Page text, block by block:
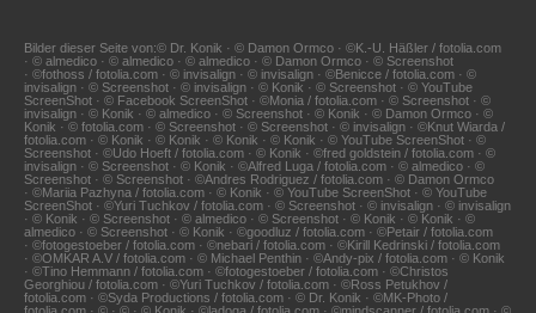
Bilder dieser Seite von:© Dr. Konik · © Damon Ormco · ©K.-U. Häßler / fotolia.com
· © almedico · © almedico · © almedico · © Damon Ormco · © Screenshot
· ©fothoss / fotolia.com · © invisalign · © invisalign · ©Benicce / fotolia.com · ©
invisalign · © Screenshot · © invisalign · © Konik · © Screenshot · © YouTube
ScreenShot · © Facebook ScreenShot · ©Monia / fotolia.com · © Screenshot · ©
invisalign · © Konik · © almedico · © Screenshot · © Konik · © Damon Ormco · ©
Konik · © fotolia.com · © Screenshot · © Screenshot · © invisalign · ©Knut Wiarda /
fotolia.com · © Konik · © Konik · © Konik · © Konik · © YouTube ScreenShot · ©
Screenshot · ©Udo Hoeft / fotolia.com · © Konik · ©fred goldstein / fotolia.com · ©
invisalign · © Screenshot · © Konik · ©Alfred Luga / fotolia.com · © almedico · ©
Screenshot · © Screenshot · ©Andres Rodriguez / fotolia.com · © Damon Ormco
· ©Mariia Pazhyna / fotolia.com · © Konik · © YouTube ScreenShot · © YouTube
ScreenShot · ©Yuri Tuchkov / fotolia.com · © Screenshot · © invisalign · © invisalign
· © Konik · © Screenshot · © almedico · © Screenshot · © Konik · © Konik · ©
almedico · © Screenshot · © Konik · ©goodluz / fotolia.com · ©Petair / fotolia.com
· ©fotogestoeber / fotolia.com · ©nebari / fotolia.com · ©Kirill Kedrinski / fotolia.com
· ©OMKAR A.V / fotolia.com · © Michael Penthin · ©Andy-pix / fotolia.com · © Konik
· ©Tino Hemmann / fotolia.com · ©fotogestoeber / fotolia.com · ©Christos
Georghiou / fotolia.com · ©Yuri Tuchkov / fotolia.com · ©Ross Petukhov /
fotolia.com · ©Syda Productions / fotolia.com · © Dr. Konik · ©MK-Photo /
fotolia.com · © · © · © Konik · ©ladoga / fotolia.com · ©mindscanner / fotolia.com · ©